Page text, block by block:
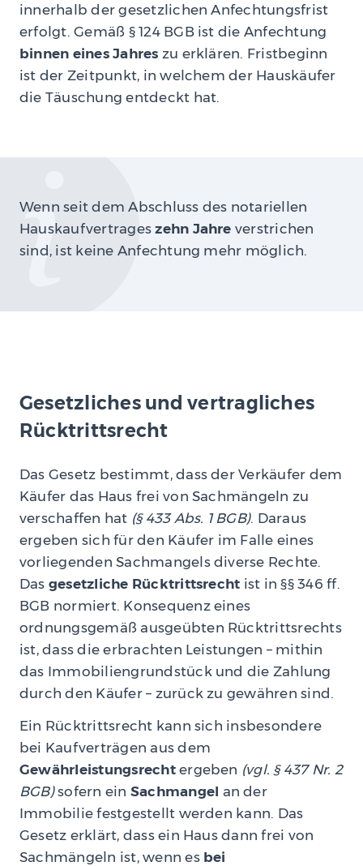
innerhalb der gesetzlichen Anfechtungsfrist
erfolgt. Gemäß § 124 BGB ist die Anfechtung
binnen eines Jahres zu erklären. Fristbeginn
ist der Zeitpunkt, in welchem der Hauskäufer
die Täuschung entdeckt hat.
Wenn seit dem Abschluss des notariellen
Hauskaufvertrageszehn Jahre verstrichen
sind, ist keine Anfechtung mehr möglich.
Gesetzliches und vertragliches
Rücktrittsrecht
Das Gesetz bestimmt, dass der Verkäufer dem
Käufer das Haus frei von Sachmängeln zu
verschaffen hat (§ 433 Abs. 1 BGB). Daraus
ergeben sich für den Käufer im Falle eines
vorliegenden Sachmangels diverse Rechte.
Das gesetzliche Rücktrittsrecht ist in §§ 346 ff.
BGB normiert. Konsequenz eines
ordnungsgemäß ausgeübten Rücktrittsrechts
ist, dass die erbrachten Leistungen – mithin
das Immobiliengrundstück und die Zahlung
durch den Käufer – zurück zu gewähren sind.
Ein Rücktrittsrecht kann sich insbesondere
bei Kaufverträgen aus dem
Gewährleistungsrechtergeben (vgl. § 437 Nr. 2
BGB)sofern ein Sachmangel an der
Immobilie festgestellt werden kann. Das
Gesetz erklärt, dass ein Haus dann frei von
Sachmängeln ist, wenn es bei